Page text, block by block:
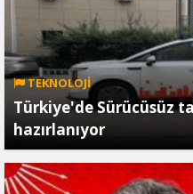
TEKNOLOJİ
Türkiye'de Sürücüsüz
hazırlanıyor